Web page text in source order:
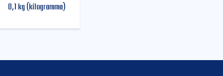
0,1 kg (kilogramma)